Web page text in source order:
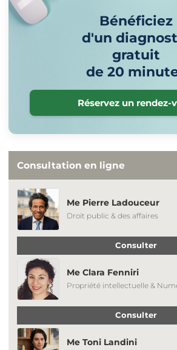
Bénéficiez
d'un
gratuit
de 20
Réservez un rendez-
Consultation en ligne
Me Pierre Ladouceur
Droit public & des affaires
Consulter
Me Clara Fenniri
Propriété intellectuelle &
Consulter
Me Toni Landini